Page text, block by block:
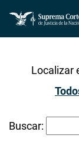
Localizar
Buscar: